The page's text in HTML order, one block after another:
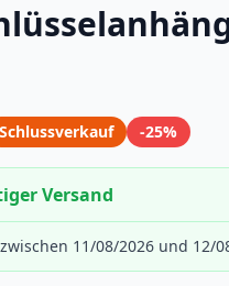
Schlussverkauf -25%
Versand
11/08/2026 und 12/